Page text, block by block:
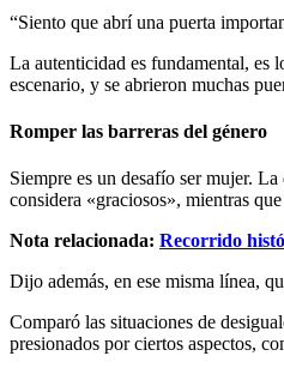
“Siento que abrí una puerta
La autenticidad es fundamental, es
escenario, y se abrieron muchas
Romper las barreras del género
Siempre es un desafío ser mujer.
considera «graciosos», mientras
Nota relacionada: Recorrido
Dijo además, en ese misma línea,
Comparó las situaciones de
presionados por ciertos aspectos,